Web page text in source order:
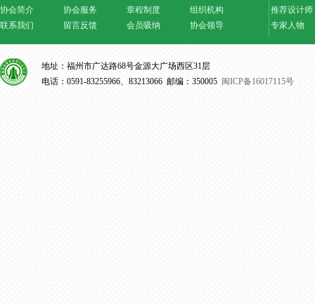
协会简介 协会服务 章程制度
组织机构
联系我们
留言反馈 会员吸纳 协会领导
推荐设计师
专家人物
地址：福州市广达路68号金源大广场西区31层
电话：0591-83255966、83213066 邮编：350005 闽ICP备16017115号